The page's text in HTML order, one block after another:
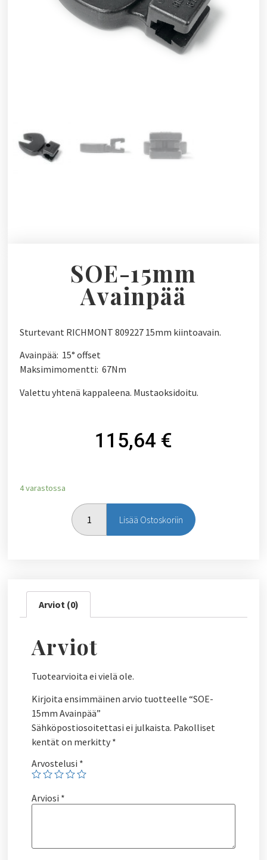
SOE-15mm
Avainpää
Sturtevant RICHMONT 809227 15mm kiintoavain.
Avainpää: 15° offset
Maksimimomentti: 67Nm
Valettu yhtenä kappaleena. Mustaoksidoitu.
115,64 €
4 varastossa
Lisää Ostoskoriin
Arviot (0)
Arviot
Tuotearvioita ei vielä ole.
Kirjoita ensimmäinen arvio tuotteelle “SOE-
15mm Avainpää”
Sähköpostiosoitettasi ei julkaista. Pakolliset
kentät on merkitty *
Arvostelusi *
Arviosi *